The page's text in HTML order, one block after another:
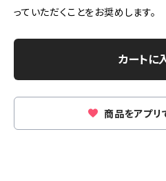
っていただくことをお奨めします。
カートに
商品をアプリ